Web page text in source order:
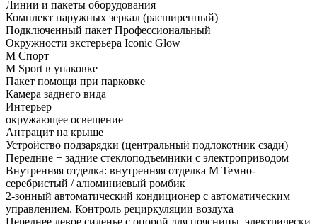
Линии и пакеты оборудования
Комплект наружных зеркал (расширенный)
Подключенный пакет Профессиональный
Окружности экстерьера Iconic Glow
М Спорт
M Sport в упаковке
Пакет помощи при парковке
Камера заднего вида
Интерьер
окружающее освещение
Антрацит на крыше
Устройство подзарядки (центральный подлокотник сзади)
Передние + задние стеклоподъемники с электроприводом
Внутренняя отделка: внутренняя отделка M Темно-
серебристый / алюминиевый ромбик
2-зонный автоматический кондиционер с автоматическим
управлением. Контроль рециркуляции воздуха
Переднее левое сиденье с опорой для поясницы, электрически